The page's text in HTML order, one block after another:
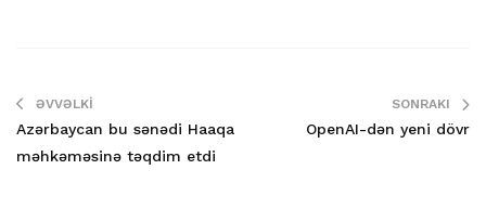
ƏVVƏLKI
Azərbaycan bu sənədi Haaqa
məhkəməsinə təqdim etdi
SONRAKI
OpenAI-dən yeni dövr